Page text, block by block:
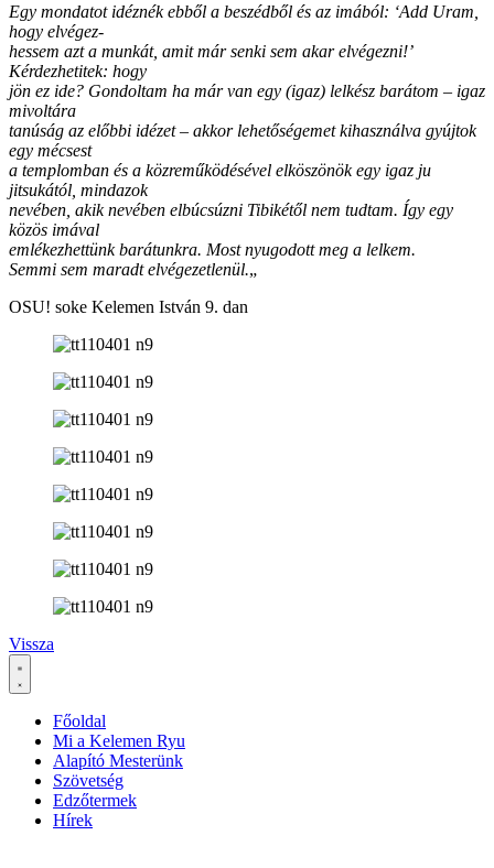
Egy mondatot idéznék ebből a beszédből és az imából: ‘Add Uram,
hogy elvégez-
hessem azt a munkát, amit már senki sem akar elvégezni!’
Kérdezhetitek: hogy
jön ez ide? Gondoltam ha már van egy (igaz) lelkész barátom – igaz
mivoltára
tanúság az előbbi idézet – akkor lehetőségemet kihasználva gyújtok
egy mécsest
a templomban és a közreműködésével elköszönök egy igaz ju
jitsukától, mindazok
nevében, akik nevében elbúcsúzni Tibikétől nem tudtam. Így egy
közös imával
emlékezhettünk barátunkra. Most nyugodott meg a lelkem.
Semmi sem maradt elvégezetlenül.„
OSU! soke Kelemen István 9. dan
Vissza
Főoldal
Mi a Kelemen Ryu
Alapító Mesterünk
Szövetség
Edzőtermek
Hírek